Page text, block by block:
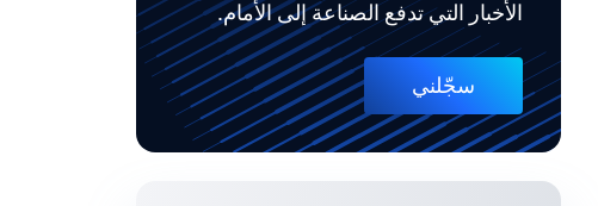
الأخبار التي تدفع الصناعة إلى الأمام.
سجّلني